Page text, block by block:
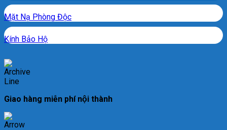
Mặt Nạ Phòng Độc
Kính Bảo Hộ
Giao hàng miễn phí nội thành